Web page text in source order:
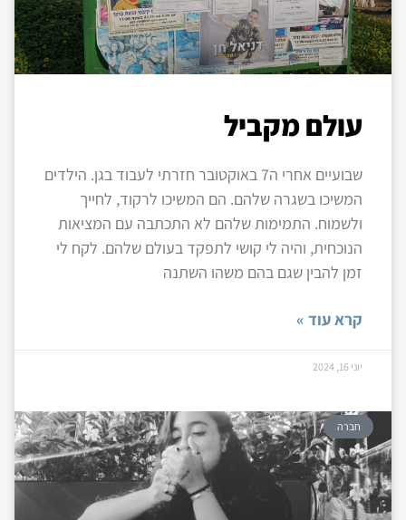
עולם מקביל
שבועיים אחרי ה7 באוקטובר חזרתי לעבוד בגן. הילדים
המשיכו בשגרה שלהם. הם המשיכו לרקוד, לחייך
ולשמוח. התמימות שלהם לא התכתבה עם המציאות
הנוכחית, והיה לי קושי לתפקד בעולם שלהם. לקח לי
זמן להבין שגם בהם משהו השתנה
קרא עוד »
יוני 16, 2024
חברה